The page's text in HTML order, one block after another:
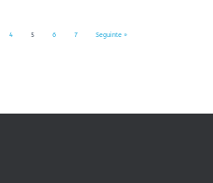
4 5 6 7 Seguinte »